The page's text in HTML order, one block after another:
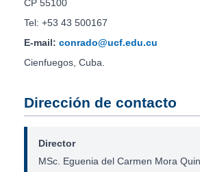
CP 55100
Tel: +53 43 500167
E-mail: conrado@ucf.edu.cu
Cienfuegos, Cuba.
Dirección de contacto
Director
MSc. Eguenia del Carmen Mora